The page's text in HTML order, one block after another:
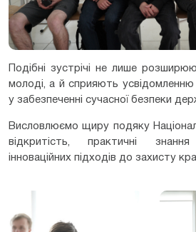
Подібні зустрічі не лише
молоді, а й сприяють усвідомленню
у забезпеченні сучасної безпеки
Висловлюємо щиру подяку
відкритість, практичні
інноваційних підходів до захисту